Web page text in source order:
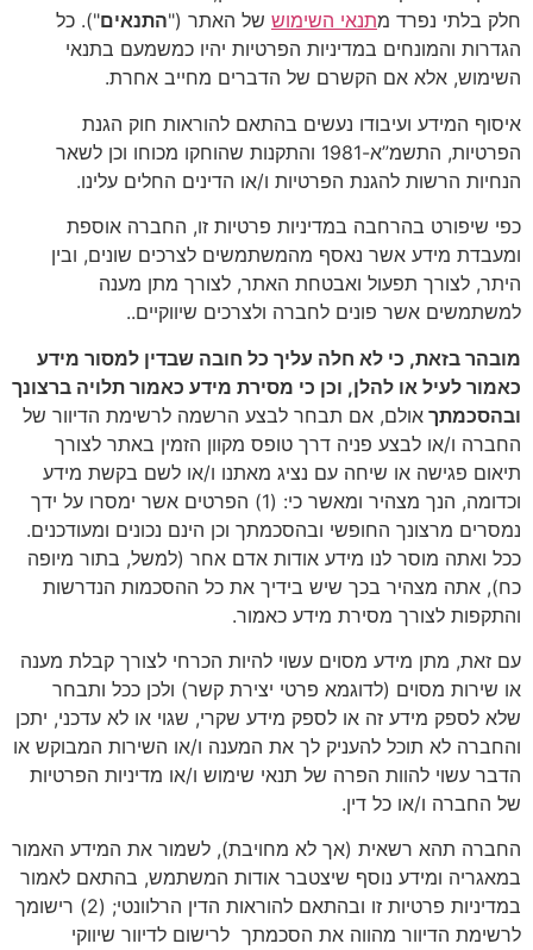
חלק בלתי נפרד מתנאי השימוש של האתר ("התנאים"). כל
הגדרות והמונחים במדיניות הפרטיות יהיו כמשמעם בתנאי
השימוש, אלא אם הקשרם של הדברים מחייב אחרת.
איסוף המידע ועיבודו נעשים בהתאם להוראות חוק הגנת
הפרטיות, התשמ”א-1981 והתקנות שהוחקו מכוחו וכן לשאר
הנחיות הרשות להגנת הפרטיות ו/או הדינים החלים עלינו.
כפי שיפורט בהרחבה במדיניות פרטיות זו, החברה אוספת
ומעבדת מידע אשר נאסף מהמשתמשים לצרכים שונים, ובין
היתר, לצורך תפעול ואבטחת האתר, לצורך מתן מענה
למשתמשים אשר פונים לחברה ולצרכים שיווקיים..
מובהר בזאת, כי לא חלה עליך כל חובה שבדין למסור מידע
כאמור לעיל או להלן, וכן כי מסירת מידע כאמור תלויה ברצונך
ובהסכמתך אולם, אם תבחר לבצע הרשמה לרשימת הדיוור של
החברה ו/או לבצע פניה דרך טופס מקוון הזמין באתר לצורך
תיאום פגישה או שיחה עם נציג מאתנו ו/או לשם בקשת מידע
וכדומה, הנך מצהיר ומאשר כי: (1) הפרטים אשר ימסרו על ידך
נמסרים מרצונך החופשי ובהסכמתך וכן הינם נכונים ומעודכנים.
ככל ואתה מוסר לנו מידע אודות אדם אחר (למשל, בתור מיופה
כח), אתה מצהיר בכך שיש בידיך את כל ההסכמות הנדרשות
והתקפות לצורך מסירת מידע כאמור.
עם זאת, מתן מידע מסוים עשוי להיות הכרחי לצורך קבלת מענה
או שירות מסוים (לדוגמא פרטי יצירת קשר) ולכן ככל ותבחר
שלא לספק מידע זה או לספק מידע שקרי, שגוי או לא עדכני, יתכן
והחברה לא תוכל להעניק לך את המענה ו/או השירות המבוקש או
הדבר עשוי להוות הפרה של תנאי שימוש ו/או מדיניות הפרטיות
של החברה ו/או כל דין.
החברה תהא רשאית (אך לא מחויבת), לשמור את המידע האמור
במאגריה ומידע נוסף שיצטבר אודות המשתמש, בהתאם לאמור
במדיניות פרטיות זו ובהתאם להוראות הדין הרלוונטי; (2) רישומך
לרשימת הדיוור מהווה את הסכמתך לרישום לדיוור שיווקי